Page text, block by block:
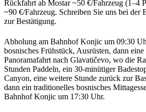
Rückfahrt ab Mostar ~50 €/Fahrzeug (1–4
~90 €/Fahrzeug. Schreiben Sie uns bei der
zur Bestätigung.
Abholung am Bahnhof Konjic um 09:30
bosnisches Frühstück, Ausrüsten, dann
Panoramafahrt nach Glavatičevo, wo die
Stunden Paddeln, ein 30-minütiger
Canyon, eine weitere Stunde zurück zur
dann ein traditionelles bosnisches
Bahnhof Konjic um 17:30 Uhr.